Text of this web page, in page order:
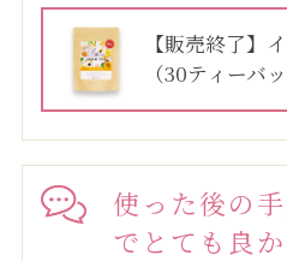
【販売終了】
（30ティーバッ
使った後の
でとても良